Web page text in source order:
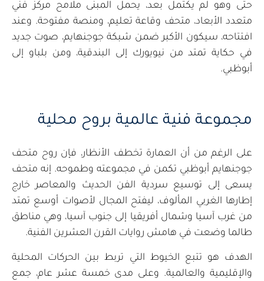
حتى وهو لم يكتمل بعد، يحمل المبنى ملامح مركز فني
متعدد الأبعاد، متحف وقاعة تعليم، ومنصة مفتوحة. وعند
افتتاحه، سيكون الأكبر ضمن شبكة جوجنهايم، صوت جديد
في حكاية تمتد من نيويورك إلى البندقية، ومن بلباو إلى
أبوظبي.
مجموعة فنية عالمية بروح محلية
على الرغم من أن العمارة تخطف الأنظار، فإن روح متحف
جوجنهايم أبوظبي تكمن في مجموعته وطموحه. إنه متحف
يسعى إلى توسيع سردية الفن الحديث والمعاصر خارج
إطارها الغربي المألوف، ليفتح المجال لأصوات أوسع تمتد
من غرب آسيا وشمال أفريقيا إلى جنوب آسيا، وهي مناطق
طالما وضعت في هامش روايات القرن العشرين الفنية.
الهدف هو تتبع الخيوط التي تربط بين الحركات المحلية
والإقليمية والعالمية. وعلى مدى خمسة عشر عام، جمع